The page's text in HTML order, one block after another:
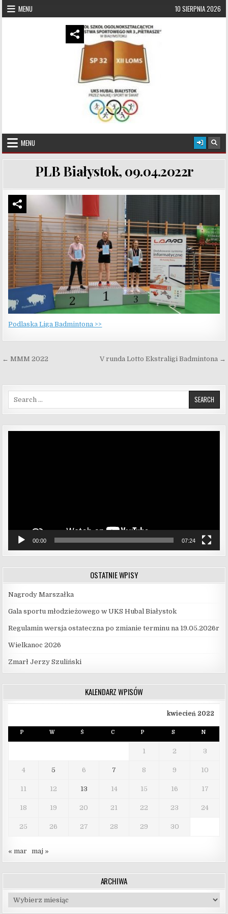
Skip to content
MENU 10 SIERPNIA 2026
UKS Hubal Białystok
MENU
PLB Białystok, 09.04.2022r
Podlaska Liga Badmintona >>
Nawigacja wpisuV runda Lotto Ekstraligi Badmintona →
← MMM 2022
Search for:
00:00 07:24
OSTATNIE WPISY
Nagrody Marszałka
Gala sportu młodzieżowego w UKS Hubal Białystok
Regulamin wersja ostateczna po zmianie terminu na 19.05.2026r
Wielkanoc 2026
Zmarł Jerzy Szuliński
KALENDARZ WPISÓW
kwiecień 2022
P W Ś C P S N
1 2 3
4 5 6 7 8 9 10
11 12 13 14 15 16 17
18 19 20 21 22 23 24
25 26 27 28 29 30
« mar maj »
ARCHIWA
Archiwa